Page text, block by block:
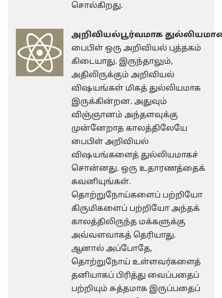
சொல்கிறது.
அறிவியல்பூர்வமாக
பைபிள் ஒரு அறிவியல் புத்தகம்
கிடையாது. இருந்தாலும்,
அதிலிருக்கும் அறிவியல்
விஷயங்கள் மிகத் துல்லியமாக
இருக்கின்றன. அதுவும்
விஞ்ஞானம் அந்தளவுக்கு
முன்னேறாத காலத்திலேயே
பைபிள் அறிவியல்
விஷயங்களைத் துல்லியமாகச்
சொன்னது. ஒரு உதாரணத்தைக்
கவனியுங்கள்.
தொற்றுநோய்களைப் பற்றியோ
கிருமிகளைப் பற்றியோ அந்தக்
காலத்திலிருந்த மக்களுக்கு
அவ்வளவாகத் தெரியாது.
ஆனால் அப்போதே,
தொற்றுநோய் உள்ளவர்களைத்
தனியாகப் பிரித்து வைப்பதைப்
பற்றியும் சுத்தமாக இருப்பதைப்